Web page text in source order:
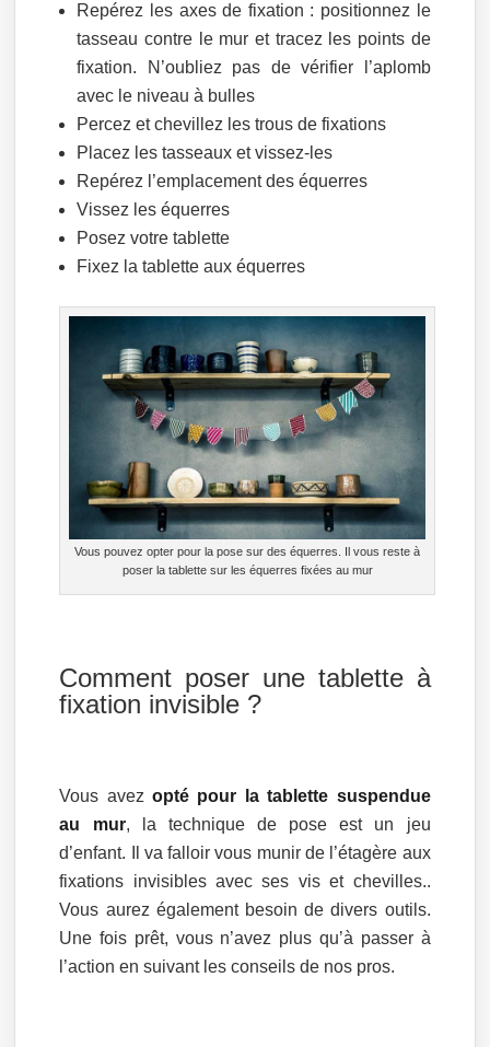
Repérez les axes de fixation : positionnez le
tasseau contre le mur et tracez les points de
fixation. N’oubliez pas de vérifier l’aplomb
avec le niveau à bulles
Percez et chevillez les trous de fixations
Placez les tasseaux et vissez-les
Repérez l’emplacement des équerres
Vissez les équerres
Posez votre tablette
Fixez la tablette aux équerres
Vous pouvez opter pour la pose sur des équerres. Il vous reste à
poser la tablette sur les équerres fixées au mur
Comment poser une tablette à
fixation invisible ?
Vous avezopté pour la tablette suspendue
au mur, la technique de pose est un jeu
d’enfant. Il va falloir vous munir de l’étagère aux
fixations invisibles avec ses vis et chevilles..
Vous aurez également besoin de divers outils.
Une fois prêt, vous n’avez plus qu’à passer à
l’action en suivant les conseils de nos pros.